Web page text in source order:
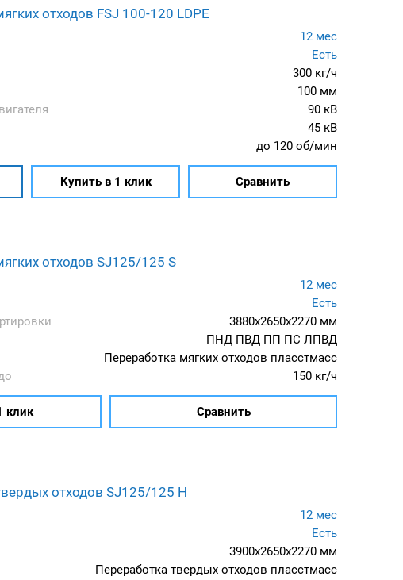
отходов FSJ 100-120 LDPE
12 мес
Есть
300 кг/ч
100 мм
90 кВ
45 кВ
до 120 об/мин
Купить в 1 клик Сравнить
отходов SJ125/125 S
12 мес
Есть
3880x2650x2270 мм
ПНД ПВД ПП ПС ЛПВД
Переработка мягких отходов пласстмасс
150 кг/ч
клик Сравнить
отходов SJ125/125 H
12 мес
Есть
3900x2650x2270 мм
Переработка твердых отходов пласстмасс